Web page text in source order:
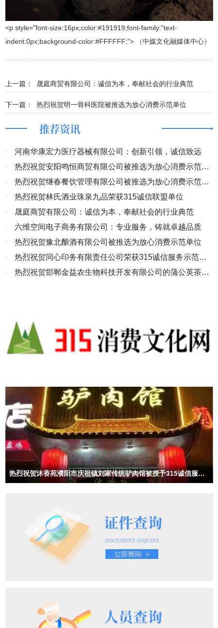
推荐资讯
·
河南华康宏力医疗器械有限公司：创新引领，诚信致远
·
热烈祝贺安阳鸣恒商贸有限公司被推选为放心消费示范单
位
·
热烈祝贺继春餐饮管理有限公司被推选为放心消费示范单
位
·
热烈祝贺林氏酒业珠泉九品荣获315诚信联盟单位
·
晟庭商贸有限公司：诚信为本，奉献社会的行业典范
·
六维空间电子商务有限公司：专业服务，铸就卓越品质
·
热烈祝贺豫北酿酒有限公司被推选为放心消费示范单位
·
热烈祝贺同心印务有限责任公司荣获315诚信服务示范副
会长单位
·
热烈祝贺邯郸金益农生物科技开发有限公司的蒲公英茶被
热烈祝贺沐香苑濮阳市庆祖镇刘家传统驴肉馆被授予315诚信服务
<p style="font-size:16px;color:#191919;font-family:"text-
indent:0px;background-color:#FFFFFF;"> （中媒文化融媒体中心）
上一篇： 晟庭商贸有限公司：诚信为本，奉献社会的行业典范
下一篇： 热烈祝贺明一骨科医院被推选为放心消费示范单位